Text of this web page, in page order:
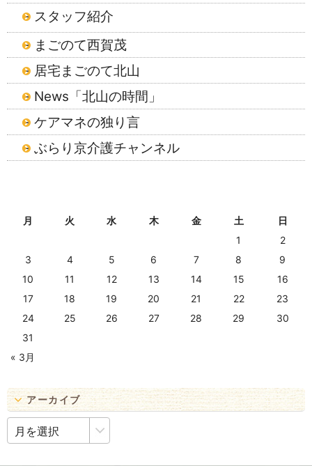
スタッフ紹介
まごのて西賀茂
居宅まごのて北山
News「北山の時間」
ケアマネの独り言
ぶらり京介護チャンネル
月 火 水 木 金 土
日
1
2
3
4 5 6 7 8
9
10
11 12 13 14 15
16
17
18 19 20 21 22
23
24
25 26 27 28 29
30
31
« 3月
アーカイブ
ア
ー
カ